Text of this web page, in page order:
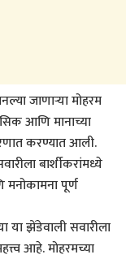
जाणाऱ्या मोहरम
आणि मानाच्या
करण्यात आली.
बार्शीकरांमध्ये
पूर्ण
या झेंडेवाली सवारीला
आहे. मोहरमच्या